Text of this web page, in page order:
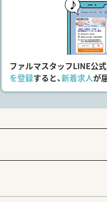
ファルマスタッフLINE公
を登録すると、新着求人が